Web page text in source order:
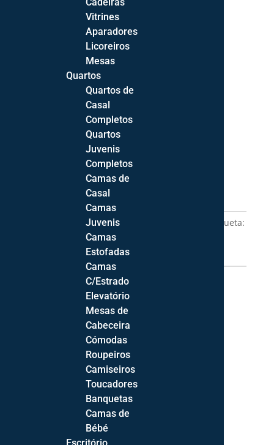
Cinza - Branco
Limpar
Adicionar
238,84€Price
range:
201,85 €
through
238,84 €
Categorias:Consolas
Etiqueta:
Informação adicional
Vitrines
Aparadores
Licoreiros
Mesas
Quartos
Quartos de
Casal
Completos
Quartos
Juvenis
Completos
Camas de
Casal
Camas
Juvenis
Camas
Estofadas
Camas
C/Estrado
Elevatório
Mesas de
Cabeceira
Cómodas
Roupeiros
Camiseiros
Toucadores
Banquetas
Camas de
Bébé